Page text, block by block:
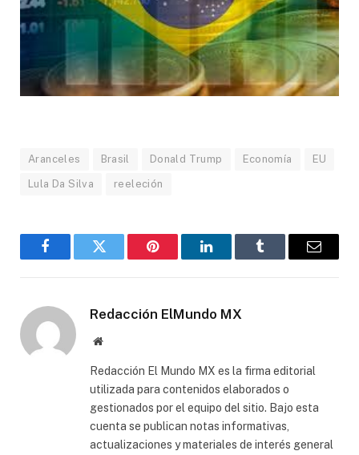
Aranceles Brasil Donald Trump Economía EU
Lula Da Silva reeleción
FacebookGorjeo Pinterest LinkedInTumblr
Correo
Redacción ElMundo MX
Sitio
Redacción El Mundo MX es la firma editorial
utilizada para contenidos elaborados o
gestionados por el equipo del sitio. Bajo esta
cuenta se publican notas informativas,
actualizaciones y materiales de interés general